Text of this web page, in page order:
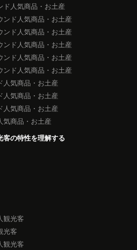
ド人気商品・お土産
ンド人気商品・お土産
ンド人気商品・お土産
ンド人気商品・お土産
ンド人気商品・お土産
ンド人気商品・お土産
人気商品・お土産
人気商品・お土産
人気商品・お土産
気商品・お土産
客の特性を理解する
観光客
光客
観光客